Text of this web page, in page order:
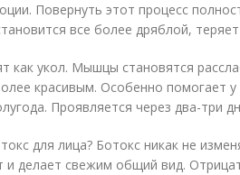
Повернуть этот процесс
все более дряблой,
как укол. Мышцы становятся
красивым. Особенно помогает
Проявляется через два-три
для лица? Ботокс никак не
делает свежим общий вид.